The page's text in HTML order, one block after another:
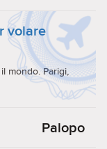
volare
mondo. Parigi,
Palopo